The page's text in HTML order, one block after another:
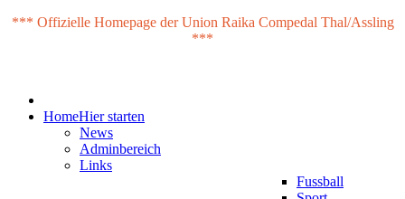
*** Offizielle Homepage der Union Raika Compedal Thal/Assling
***
HomeHier starten
News
Adminbereich
Links
Fussball